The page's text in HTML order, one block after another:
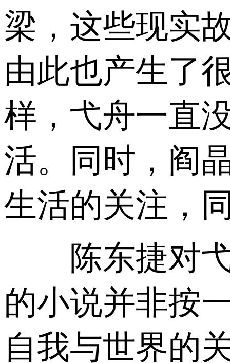
梁，这些现实
由此也产生了
样，弋舟一直
活。同时，阎
生活的关注，
陈东捷对弋
的小说并非按
自我与世界的